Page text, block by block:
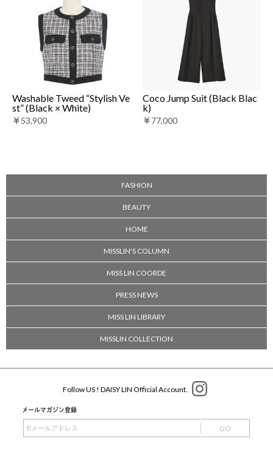
Washable Tweed “Stylish Ve
st” (Black × White)
￥53,900
Coco Jump Suit (Black Blac
k)
￥77,000
FASHION
BEAUTY
HOME
MISSLIN'S COLUMN
MISS LIN COORDE
PRESS NEWS
MISS LIN LIBRARY
MISSLIN COLLECTION
Follow US ! DAISY LIN Official Account.
メールマガジン登録
GO